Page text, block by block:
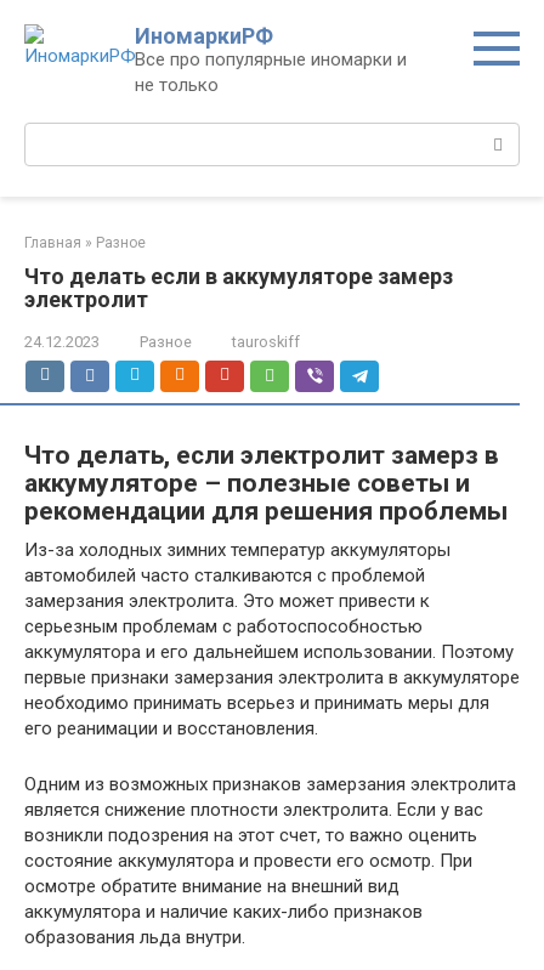
контенту
ИномаркиРФ
Все про популярные иномарки и
не только
Поиск:
Главная » Разное
Что делать если в аккумуляторе замерз
электролит
24.12.2023 Разное tauroskiff
Что делать, если электролит замерз в
аккумуляторе – полезные советы и
рекомендации для решения проблемы
Из-за холодных зимних температур аккумуляторы
автомобилей часто сталкиваются с проблемой
замерзания электролита. Это может привести к
серьезным проблемам с работоспособностью
аккумулятора и его дальнейшем использовании. Поэтому
первые признаки замерзания электролита в аккумуляторе
необходимо принимать всерьез и принимать меры для
его реанимации и восстановления.
Одним из возможных признаков замерзания электролита
является снижение плотности электролита. Если у вас
возникли подозрения на этот счет, то важно оценить
состояние аккумулятора и провести его осмотр. При
осмотре обратите внимание на внешний вид
аккумулятора и наличие каких-либо признаков
образования льда внутри.